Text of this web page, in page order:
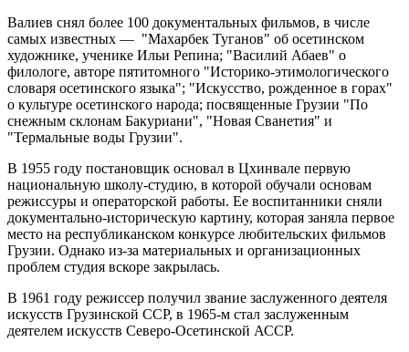
Валиев снял более 100 документальных фильмов, в числе
самых известных — "Махарбек Туганов" об осетинском
художнике, ученике Ильи Репина; "Василий Абаев" о
филологе, авторе пятитомного "Историко-этимологического
словаря осетинского языка"; "Искусство, рожденное в горах"
о культуре осетинского народа; посвященные Грузии "По
снежным склонам Бакуриани", "Новая Сванетия" и
"Термальные воды Грузии".
В 1955 году постановщик основал в Цхинвале первую
национальную школу-студию, в которой обучали основам
режиссуры и операторской работы. Ее воспитанники сняли
документально-историческую картину, которая заняла первое
место на республиканском конкурсе любительских фильмов
Грузии. Однако из-за материальных и организационных
проблем студия вскоре закрылась.
В 1961 году режиссер получил звание заслуженного деятеля
искусств Грузинской ССР, в 1965-м стал заслуженным
деятелем искусств Северо-Осетинской АССР.